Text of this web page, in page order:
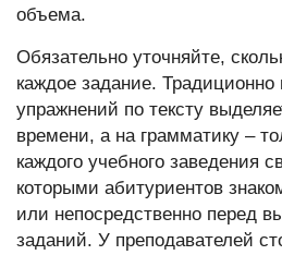
объема.
Обязательно уточняйте,
каждое задание.
упражнений по тексту
времени, а на грамматику –
каждого учебного заведения
которыми абитуриентов
или непосредственно перед
заданий. У преподавателей